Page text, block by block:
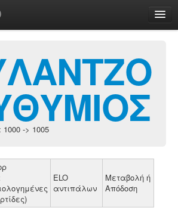
: 1000 -> 1005
ELO
αντιπάλων
Μεταβολή ή
Απόδοση